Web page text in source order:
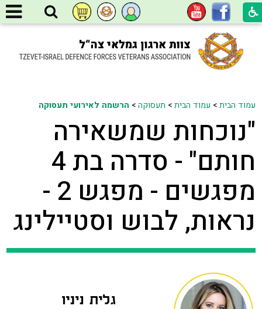
עמוד הבית> עמוד הבית> תעסוקה> הרשמה לאירועי תעסוקה
"נוכחות שמשאירה
חותם" - סדרה בת 4
מפגשים - מפגש 2 -
נראות, לבוש וסטיילינג